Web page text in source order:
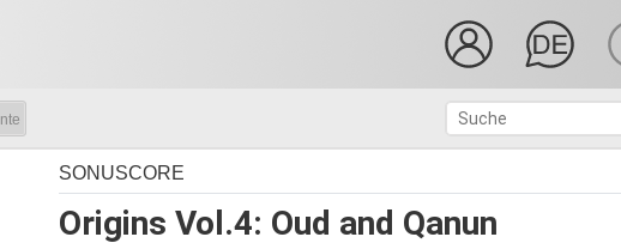
Origins Vol.4: Oud and Qanun
SONUSCORE